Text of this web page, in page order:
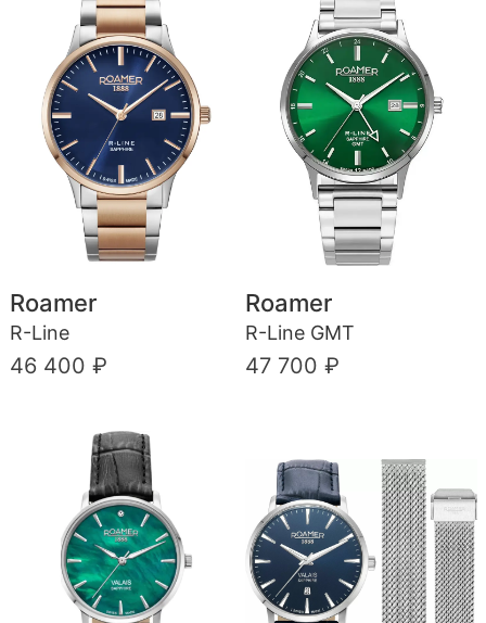
Roamer
R-Line
46 400 ₽
Roamer
R-Line GMT
47 700 ₽